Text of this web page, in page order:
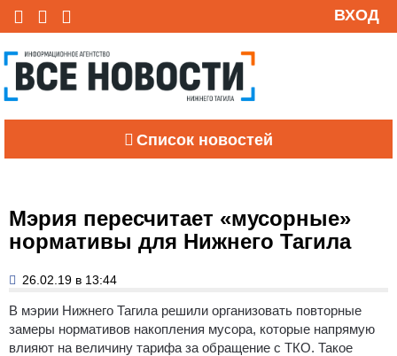
ВХОД
Список новостей
Мэрия пересчитает «мусорные»
нормативы для Нижнего Тагила
26.02.19 в 13:44
В мэрии Нижнего Тагила решили организовать повторные
замеры нормативов накопления мусора, которые напрямую
влияют на величину тарифа за обращение с ТКО. Такое